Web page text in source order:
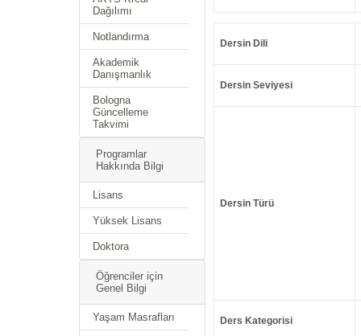
Dağılımı
Notlandırma
Akademik
Danışmanlık
Bologna
Güncelleme
Takvimi
Programlar
Hakkında Bilgi
Lisans
Yüksek Lisans
Doktora
Öğrenciler için
Genel Bilgi
Yaşam Masrafları
Dersin Dili
Dersin Seviyesi
Dersin Türü
Ders Kategorisi